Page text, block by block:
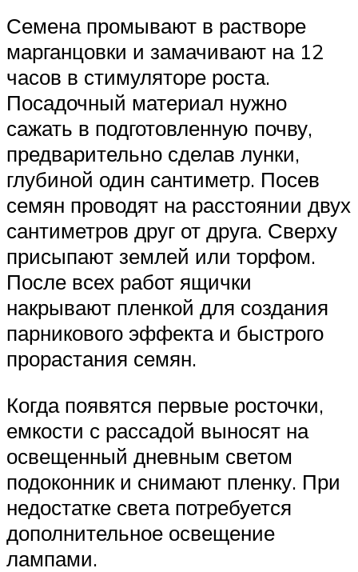
Семена промывают в растворе
марганцовки и замачивают на 12
часов в стимуляторе роста.
Посадочный материал нужно
сажать в подготовленную почву,
предварительно сделав лунки,
глубиной один сантиметр. Посев
семян проводят на расстоянии двух
сантиметров друг от друга. Сверху
присыпают землей или торфом.
После всех работ ящички
накрывают пленкой для создания
парникового эффекта и быстрого
прорастания семян.
Когда появятся первые росточки,
емкости с рассадой выносят на
освещенный дневным светом
подоконник и снимают пленку. При
недостатке света потребуется
дополнительное освещение
лампами.